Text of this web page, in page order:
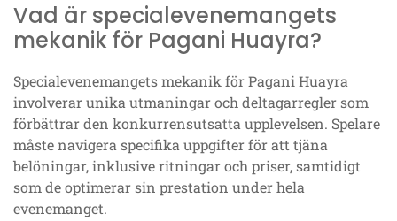
Vad är specialevenemangets
mekanik för Pagani Huayra?
Specialevenemangets mekanik för Pagani Huayra
involverar unika utmaningar och deltagarregler som
förbättrar den konkurrensutsatta upplevelsen. Spelare
måste navigera specifika uppgifter för att tjäna
belöningar, inklusive ritningar och priser, samtidigt
som de optimerar sin prestation under hela
evenemanget.